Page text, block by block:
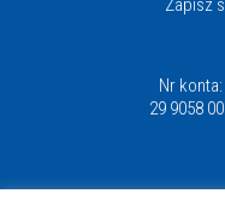
Zapisz
Nr
29 9058